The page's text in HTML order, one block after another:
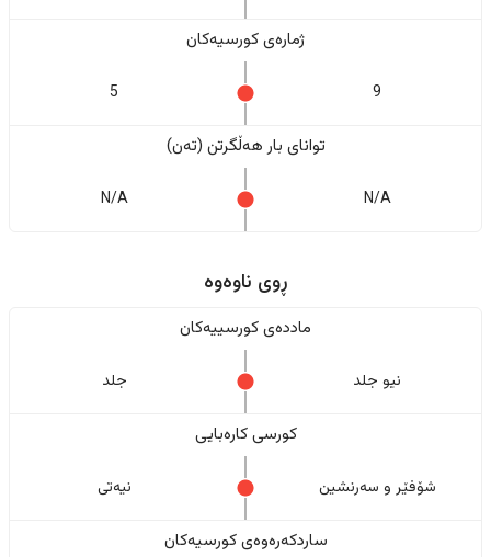
ژمارەی کورسیەکان
9
5
تواناى بار هەڵگرتن (تەن)
N/A
N/A
ڕوی ناوەوە
ماددەی کورسییەکان
نیو جلد جلد
کورسی کارەبایی
شۆفێر و سەرنشین نیەتی
ساردکەرەوەی کورسیەکان